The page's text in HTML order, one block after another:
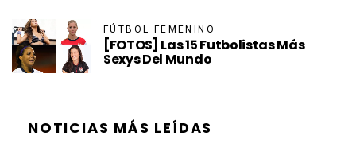
FÚTBOL FEMENINO
[FOTOS] Las 15 Futbolistas Más
Sexys Del Mundo
NOTICIAS MÁS LEÍDAS